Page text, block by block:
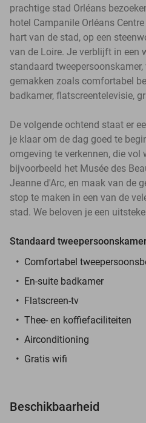
prachtige stad Orléans
hotel Campanile Orléans
hart van de stad, op een
van de Loire. Je verblijft in een
standaard
gemakken zoals comfortabel
badkamer, flatscreentelevisie,
De volgende ochtend staat er
je klaar om de dag goed te
omgeving te verkennen, die vol
bijvoorbeeld het Musée des
Jeanne d'Arc, en maak van de
stop te maken in een van de
stad. We beloven je een
Standaard
Comfortabel
En-suite badkamer
Flatscreen-tv
Thee- en koffiefaciliteiten
Airconditioning
Gratis wifi
Beschikbaarheid